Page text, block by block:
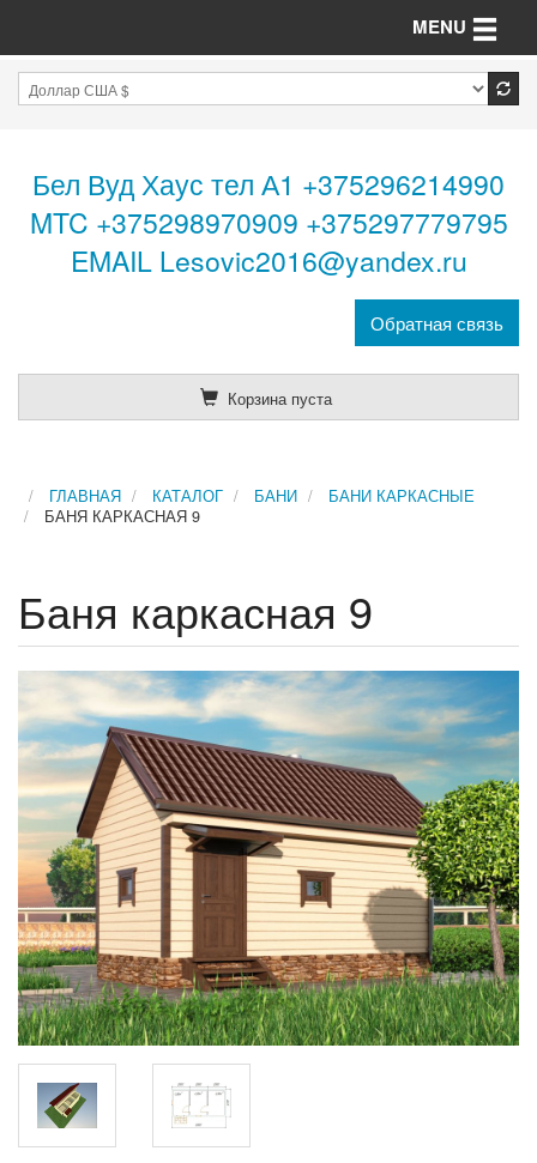
Бел Вуд Хаус тел А1 +375296214990
MTC +375298970909 +375297779795
EMAIL Lesovic2016@yandex.ru
Обратная связь
Корзина пуста
MENU Toggle
ГЛАВНАЯ КАТАЛОГ БАНИ
БАНИ КАРКАСНЫЕ
БАНЯ КАРКАСНАЯ 9
Баня каркасная 9